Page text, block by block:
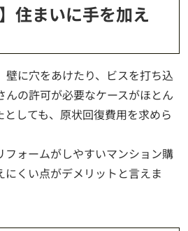
住まいに手を加え
に穴をあけたり、ビスを打ち込
んの許可が必要なケースがほとん
しても、原状回復費用を求めら
フォームがしやすいマンション購
にくい点がデメリットと言えま